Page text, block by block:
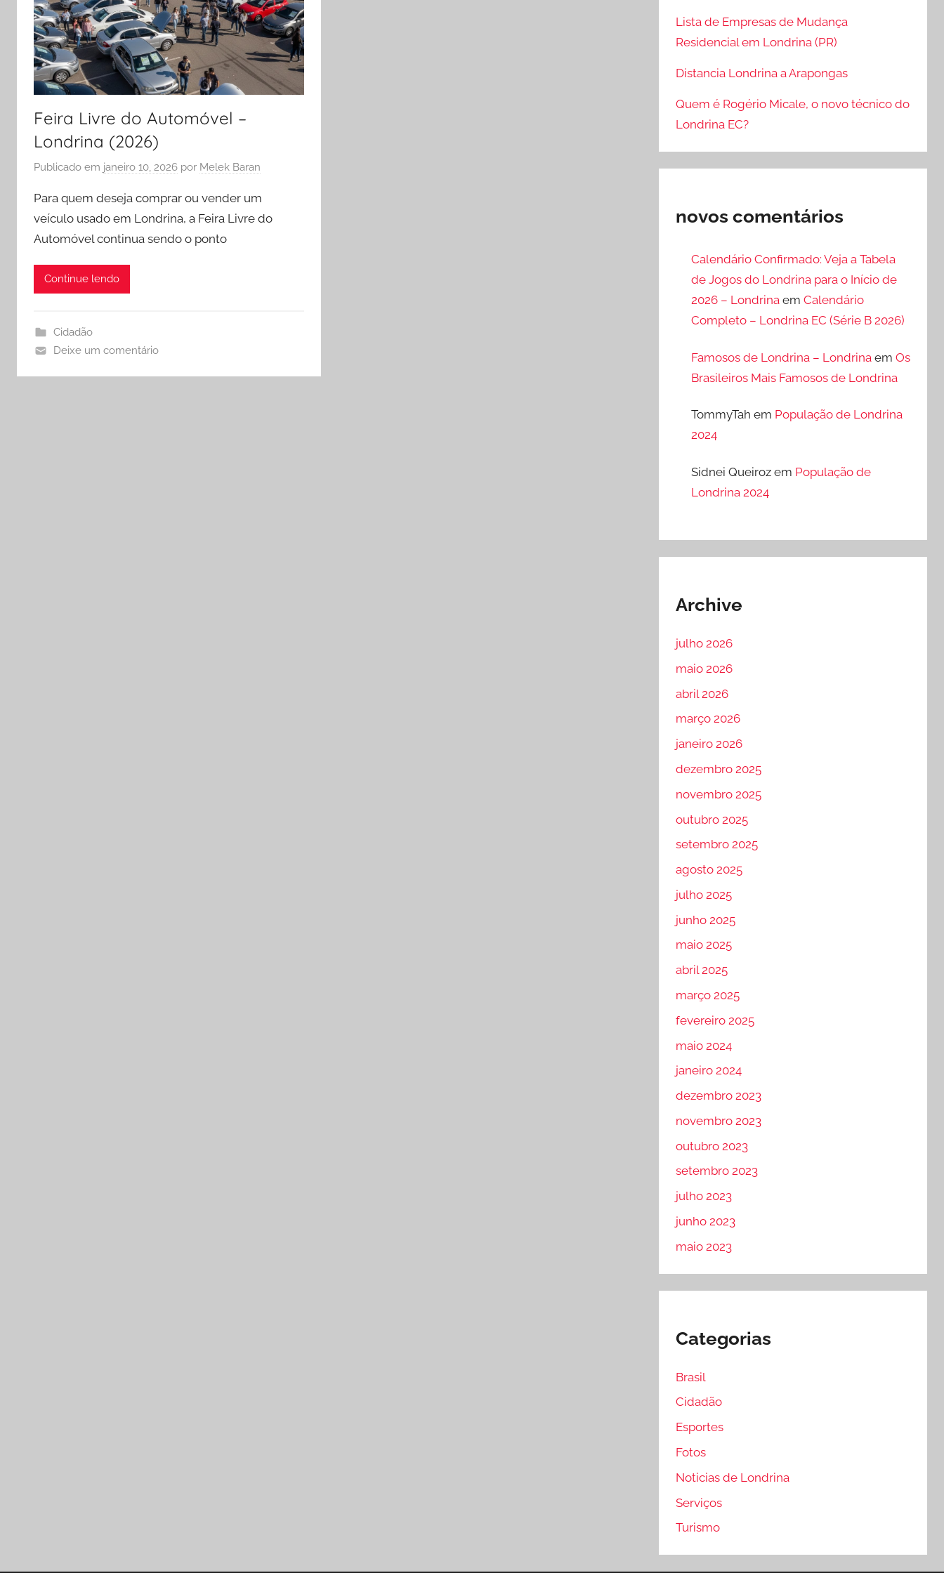
Feira Livre do Automóvel –
Londrina (2026)
Publicado em janeiro 10, 2026 por Melek Baran
Para quem deseja comprar ou vender um
veículo usado em Londrina, a Feira Livre do
Automóvel continua sendo o ponto
Continue lendo
Cidadão
Deixe um comentário
Lista de Empresas de Mudança
Residencial em Londrina (PR)
Distancia Londrina a Arapongas
Quem é Rogério Micale, o novo técnico do
Londrina EC?
novos comentários
Calendário Confirmado: Veja a Tabela
de Jogos do Londrina para o Início de
2026 – Londrina em Calendário
Completo – Londrina EC (Série B 2026)
Famosos de Londrina – Londrina em Os
Brasileiros Mais Famosos de Londrina
TommyTah em População de Londrina
2024
Sidnei Queirozem População de
Londrina 2024
Archive
julho 2026
maio 2026
abril 2026
março 2026
janeiro 2026
dezembro 2025
novembro 2025
outubro 2025
setembro 2025
agosto 2025
julho 2025
junho 2025
maio 2025
abril 2025
março 2025
fevereiro 2025
maio 2024
janeiro 2024
dezembro 2023
novembro 2023
outubro 2023
setembro 2023
julho 2023
junho 2023
maio 2023
Categorias
Brasil
Cidadão
Esportes
Fotos
Noticias de Londrina
Serviços
Turismo